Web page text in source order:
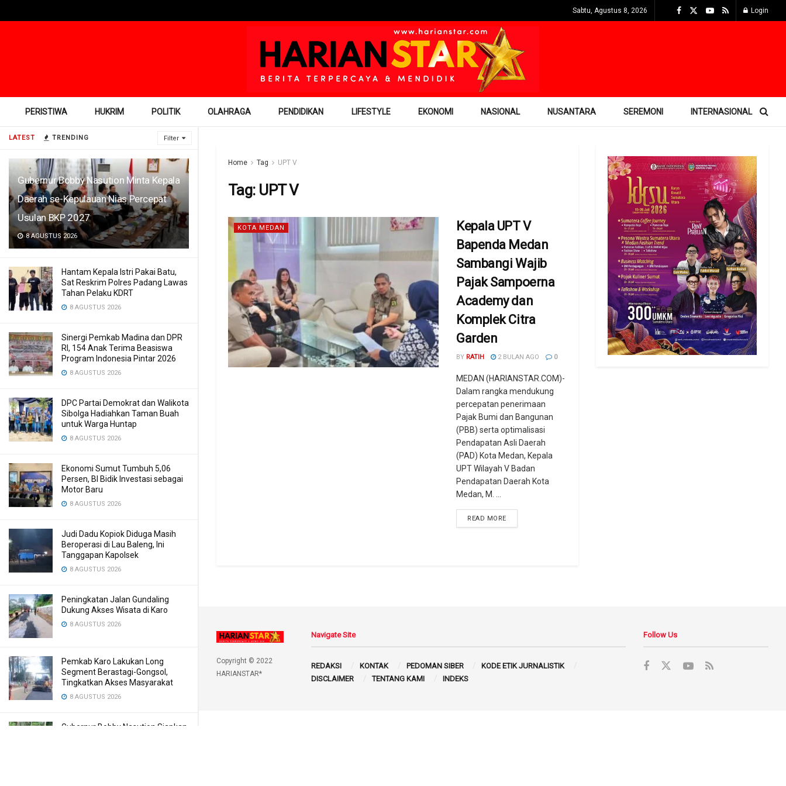
LATEST TRENDING Filter
Gubernur Bobby Nasution Minta Kepala
Daerah se-Kepulauan Nias Percepat
Usulan BKP 2027
8 AGUSTUS 2026
Hantam Kepala Istri Pakai Batu,
Sat Reskrim Polres Padang Lawas
Tahan Pelaku KDRT
8 AGUSTUS 2026
Sinergi Pemkab Madina dan DPR
RI, 154 Anak Terima Beasiswa
Program Indonesia Pintar 2026
8 AGUSTUS 2026
DPC Partai Demokrat dan Walikota
Sibolga Hadiahkan Taman Buah
untuk Warga Huntap
8 AGUSTUS 2026
Ekonomi Sumut Tumbuh 5,06
Persen, BI Bidik Investasi sebagai
Motor Baru
8 AGUSTUS 2026
Judi Dadu Kopiok Diduga Masih
Beroperasi di Lau Baleng, Ini
Tanggapan Kapolsek
8 AGUSTUS 2026
Peningkatan Jalan Gundaling
Dukung Akses Wisata di Karo
8 AGUSTUS 2026
Pemkab Karo Lakukan Long
Segment Berastagi-Gongsol,
Tingkatkan Akses Masyarakat
8 AGUSTUS 2026
Gubernur Bobby Nasution Siapkan
Sabtu, Agustus 8, 2026 Login
PERISTIWA HUKRIM POLITIK OLAHRAGA PENDIDIKAN LIFESTYLE EKONOMI NASIONAL NUSANTARA SEREMONI INTERNASIONAL
Home Tag UPT V
Tag: UPT V
KOTA MEDAN
Kepala UPT V
Bapenda Medan
Sambangi Wajib
Pajak Sampoerna
Academy dan
Komplek Citra
Garden
BY RATIH 2 BULAN AGO 0
MEDAN (HARIANSTAR.COM)-
Dalam rangka mendukung
percepatan penerimaan
Pajak Bumi dan Bangunan
(PBB) serta optimalisasi
Pendapatan Asli Daerah
(PAD) Kota Medan, Kepala
UPT Wilayah V Badan
Pendapatan Daerah Kota
Medan, M. ...
READ MORE
Copyright © 2022
HARIANSTAR*
Navigate Site
REDAKSI KONTAK PEDOMAN SIBER
KODE ETIK JURNALISTIK
DISCLAIMER
TENTANG KAMI INDEKS
Follow Us